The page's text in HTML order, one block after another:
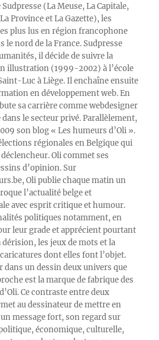
(La Meuse, La Capitale,
Province et La Gazette), les
plus lus en région francophone
le nord de la France. Sudpresse
il décide de suivre la
illustration (1999-2002) à l’école
Luc à Liège. Il enchaîne ensuite
en développement web. En
sa carrière comme webdesigner
le secteur privé. Parallèlement,
son blog « Les humeurs d’Oli ».
régionales en Belgique qui
Oli commet ses
d’opinion. Sur
Oli publie chaque matin un
l’actualité belge et
avec esprit critique et humour.
politiques notamment, en
leur grade et apprécient pourtant
dérision, les jeux de mots et la
dont elles font l’objet.
dans un dessin deux univers que
est la marque de fabrique des
Ce contraste entre deux
au dessinateur de mettre en
message fort, son regard sur
économique, culturelle,